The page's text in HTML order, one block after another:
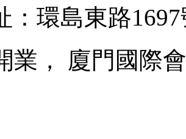
：環島東路
業， 廈門國